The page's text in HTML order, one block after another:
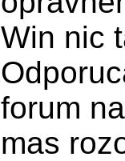
Win nic
forum
mas